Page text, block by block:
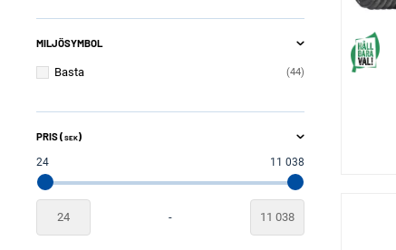
MILJÖSYMBOL
44
Basta
PRIS ( SEK)
24 11 038
-